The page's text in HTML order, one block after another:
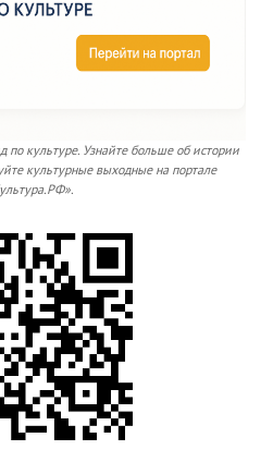
по культуре. Узнайте больше об истории
культурные выходные на портале